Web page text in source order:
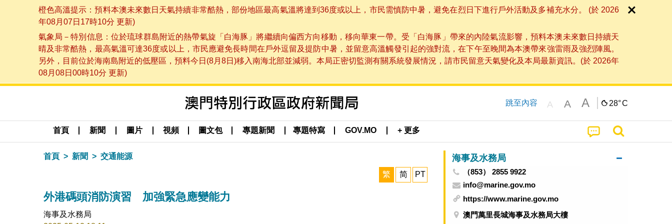
橙色高溫提示：預料本澳未來數日天氣持續非常酷熱，部份地區最高氣溫將達到36度或以上，市民需慎防中暑，避免在烈日下進行戶外活動及多補充水分。 (於 2026
年08月07日17時10分 更新)
氣象局－特別信息：位於琉球群島附近的熱帶氣旋「白海豚」將繼續向偏西方向移動，移向華東一帶。受「白海豚」帶來的內陸氣流影響，預料本澳未來數日持續天
晴及非常酷熱，最高氣溫可達36度或以上，市民應避免長時間在戶外逗留及提防中暑，並留意高溫觸發引起的強對流，在下午至晚間為本澳帶來強雷雨及強烈陣風。
另外，目前位於海南島附近的低壓區，預料今日(8月8日)移入南海北部並減弱。本局正密切監測有關系統發展情況，請市民留意天氣變化及本局最新資訊。(於 2026年
08月08日00時10分 更新)
跳至內容 A A A 28°C
首頁 新聞 圖片 視頻 圖文包 專題新聞 專題特寫 GOV.MO + 更多
首頁 新聞 交通能源
繁 简 PT
外港碼頭消防演習 加強緊急應變能力
海事及水務局
海事及水務局
（853） 2855 9922
info@marine.gov.mo
https://www.marine.gov.mo
澳門萬里長城海事及水務局大樓